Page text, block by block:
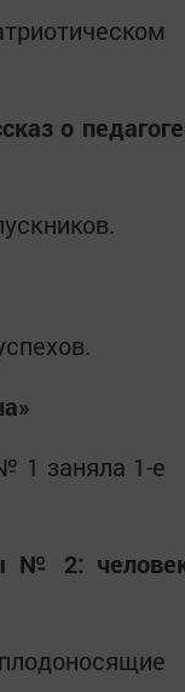
о
1 заняла 1-е
№ 2: